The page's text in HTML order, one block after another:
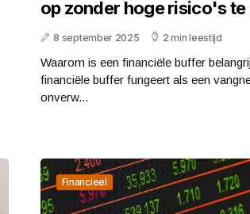
op zonder hoge risico's te
8 september 2025 2 min leestijd
Waarom is een financiële buffer
financiële buffer fungeert als een
onverw...
Financieel